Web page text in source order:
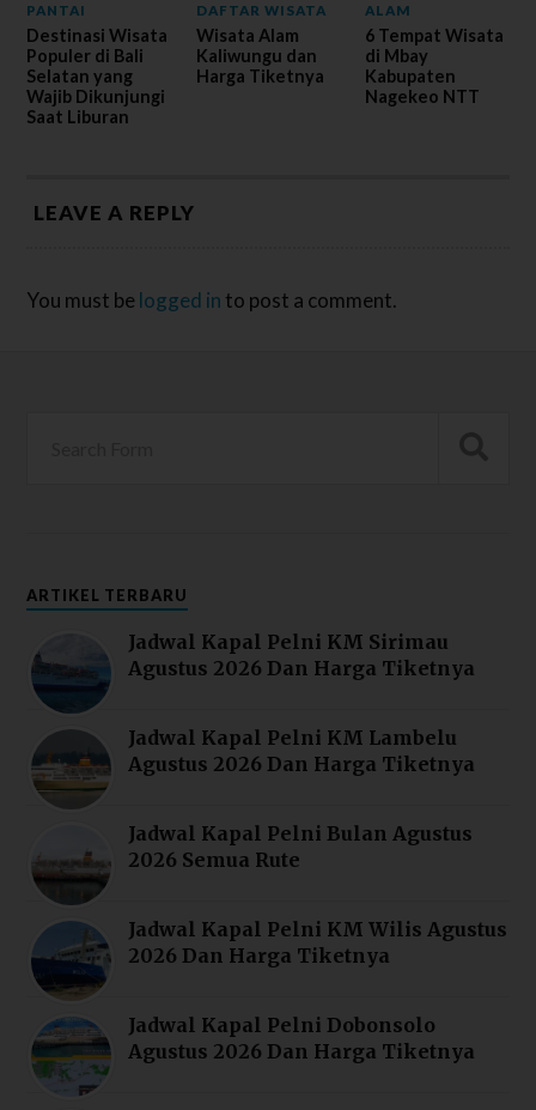
PANTAI
Destinasi Wisata
Populer di Bali
Selatan yang
Wajib Dikunjungi
Saat Liburan
DAFTAR WISATA
Wisata Alam
Kaliwungu dan
Harga Tiketnya
ALAM
6 Tempat Wisata
di Mbay
Kabupaten
Nagekeo NTT
LEAVE A REPLY
You must be logged in to post a comment.
ARTIKEL TERBARU
Jadwal Kapal Pelni KM Sirimau
Agustus 2026 Dan Harga Tiketnya
Jadwal Kapal Pelni KM Lambelu
Agustus 2026 Dan Harga Tiketnya
Jadwal Kapal Pelni Bulan Agustus
2026 Semua Rute
Jadwal Kapal Pelni KM Wilis Agustus
2026 Dan Harga Tiketnya
Jadwal Kapal Pelni Dobonsolo
Agustus 2026 Dan Harga Tiketnya